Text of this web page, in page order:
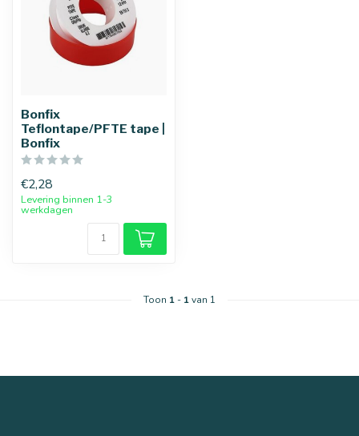
Bonfix
Teflontape/PFTE tape |
Bonfix
€2,28
Levering binnen 1-3
werkdagen
Toon 1 - 1van 1